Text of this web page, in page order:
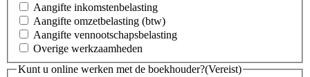
Aangifte inkomstenbelasting
Aangifte omzetbelasting (btw)
Aangifte vennootschapsbelasting
Overige werkzaamheden
Kunt u online werken met de boekhouder?(Vereist)